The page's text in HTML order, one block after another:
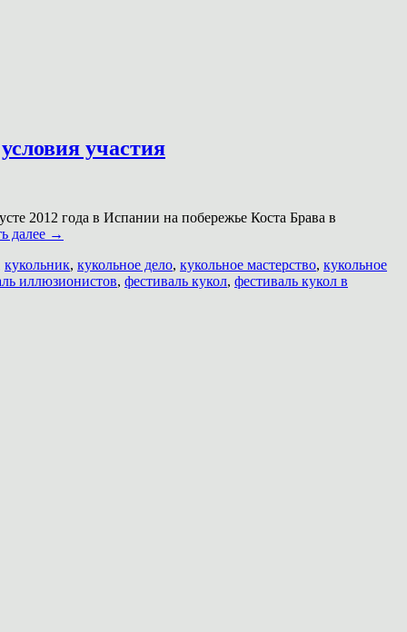
участия
2012 года в Испании на побережье Коста Брава в
далее →
кукольник, кукольное дело, кукольное мастерство, кукольное
иллюзионистов, фестиваль кукол, фестиваль кукол в